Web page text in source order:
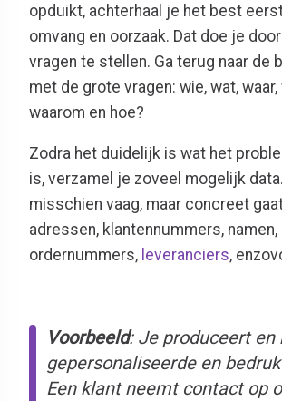
opduikt, achterhaal je het best
omvang en oorzaak. Dat doe je
vragen te stellen. Ga terug naar de
met de grote vragen: wie, wat, waar,
waarom en hoe?
Zodra het duidelijk is wat het
is, verzamel je zoveel mogelijk data.
misschien vaag, maar concreet
adressen, klantennummers,
ordernummers, leveranciers,
Voorbeeld: Je produceert en
gepersonaliseerde en
Een klant neemt contact op